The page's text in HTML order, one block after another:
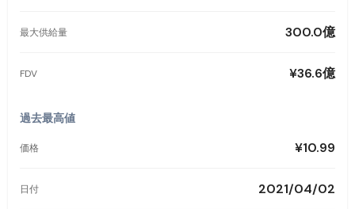
最大供給量 300.0億
FDV ¥36.6億
過去最高値
価格 ¥10.99
日付 2021/04/02